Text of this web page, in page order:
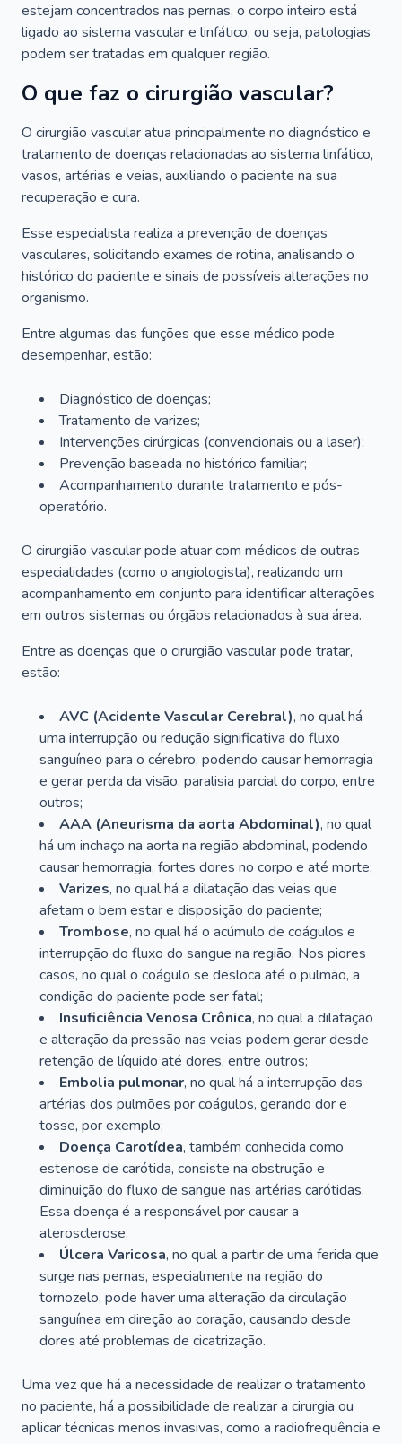
estejam concentrados nas pernas, o corpo inteiro está
ligado ao sistema vascular e linfático, ou seja, patologias
podem ser tratadas em qualquer região.
O que faz o cirurgião vascular?
O cirurgião vascular atua principalmente no diagnóstico e
tratamento de doenças relacionadas ao sistema linfático,
vasos, artérias e veias, auxiliando o paciente na sua
recuperação e cura.
Esse especialista realiza a prevenção de doenças
vasculares, solicitando exames de rotina, analisando o
histórico do paciente e sinais de possíveis alterações no
organismo.
Entre algumas das funções que esse médico pode
desempenhar, estão:
Diagnóstico de doenças;
Tratamento de varizes;
Intervenções cirúrgicas (convencionais ou a laser);
Prevenção baseada no histórico familiar;
Acompanhamento durante tratamento e pós-
operatório.
O cirurgião vascular pode atuar com médicos de outras
especialidades (como o angiologista), realizando um
acompanhamento em conjunto para identificar alterações
em outros sistemas ou órgãos relacionados à sua área.
Entre as doenças que o cirurgião vascular pode tratar,
estão:
AVC (Acidente Vascular Cerebral), no qual há
uma interrupção ou redução significativa do fluxo
sanguíneo para o cérebro, podendo causar hemorragia
e gerar perda da visão, paralisia parcial do corpo, entre
outros;
AAA (Aneurisma da aorta Abdominal), no qual
há um inchaço na aorta na região abdominal, podendo
causar hemorragia, fortes dores no corpo e até morte;
Varizes, no qual há a dilatação das veias que
afetam o bem estar e disposição do paciente;
Trombose, no qual há o acúmulo de coágulos e
interrupção do fluxo do sangue na região. Nos piores
casos, no qual o coágulo se desloca até o pulmão, a
condição do paciente pode ser fatal;
Insuficiência Venosa Crônica, no qual a dilatação
e alteração da pressão nas veias podem gerar desde
retenção de líquido até dores, entre outros;
Embolia pulmonar, no qual há a interrupção das
artérias dos pulmões por coágulos, gerando dor e
tosse, por exemplo;
Doença Carotídea, também conhecida como
estenose de carótida, consiste na obstrução e
diminuição do fluxo de sangue nas artérias carótidas.
Essa doença é a responsável por causar a
aterosclerose;
Úlcera Varicosa, no qual a partir de uma ferida que
surge nas pernas, especialmente na região do
tornozelo, pode haver uma alteração da circulação
sanguínea em direção ao coração, causando desde
dores até problemas de cicatrização.
Uma vez que há a necessidade de realizar o tratamento
no paciente, há a possibilidade de realizar a cirurgia ou
aplicar técnicas menos invasivas, como a radiofrequência e